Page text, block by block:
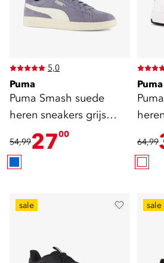
5,0
Puma
Puma Smash suede
heren sneakers grijs
blauw
54,992700
Puma
64,99
sale sale